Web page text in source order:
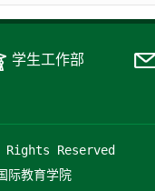
学生工作部
Reserved
际教育学院